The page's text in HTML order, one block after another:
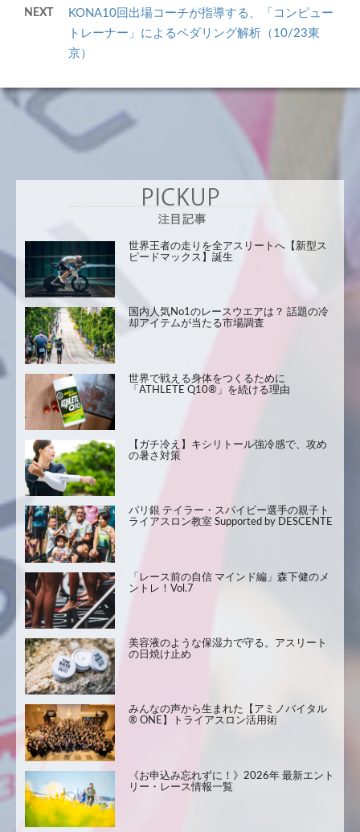
NEXT
KONA10回出場コーチが指導する、「コンピュー
トレーナー」によるペダリング解析（10/23東
京）
世界王者の走りを全アスリートへ【新型ス
ピードマックス】誕生
国内人気No1のレースウエアは？ 話題の冷
却アイテムが当たる市場調査
世界で戦える身体をつくるために
「ATHLETE Q10®」を続ける理由
【ガチ冷え】キシリトール強冷感で、攻め
の暑さ対策
パリ銀 テイラー・スパイビー選手の親子ト
ライアスロン教室 Supported by DESCENTE
「レース前の自信 マインド編」森下健のメ
ントレ！Vol.7
美容液のような保湿力で守る。アスリート
の日焼け止め
みんなの声から生まれた【アミノバイタル
® ONE】トライアスロン活用術
《お申込み忘れずに！》2026年 最新エント
リー・レース情報一覧